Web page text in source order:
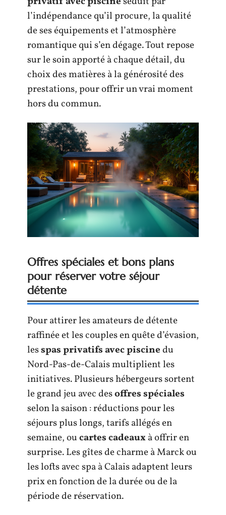
l’indépendance qu’il procure, la qualité
de ses équipements et l’atmosphère
romantique qui s’en dégage. Tout repose
sur le soin apporté à chaque détail, du
choix des matières à la générosité des
prestations, pour offrir un vrai moment
hors du commun.
Offres spéciales et bons plans
pour réserver votre séjour
détente
Pour attirer les amateurs de détente
raffinée et les couples en quête d’évasion,
lesspas privatifs avec piscinedu
Nord-Pas-de-Calais multiplient les
initiatives. Plusieurs hébergeurs sortent
le grand jeu avec desoffres spéciales
selon la saison : réductions pour les
séjours plus longs, tarifs allégés en
semaine, oucartes cadeauxà offrir en
surprise. Les gîtes de charme à Marck ou
les lofts avec spa à Calais adaptent leurs
prix en fonction de la durée ou de la
période de réservation.